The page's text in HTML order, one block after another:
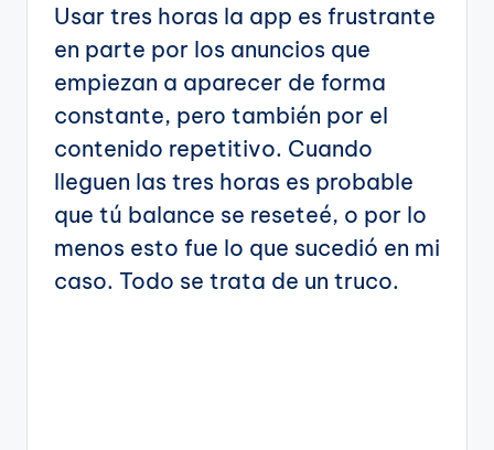
Usar tres horas la app es frustrante
en parte por los anuncios que
empiezan a aparecer de forma
constante, pero también por el
contenido repetitivo. Cuando
lleguen las tres horas es probable
que tú balance se reseteé, o por lo
menos esto fue lo que sucedió en mi
caso. Todo se trata de un truco.